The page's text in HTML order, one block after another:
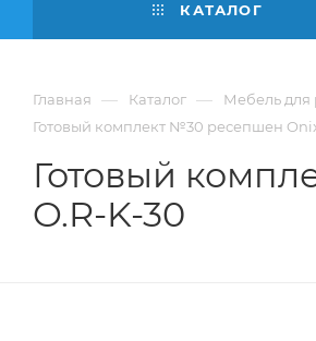
КАТАЛОГ
Главная — Каталог — Мебель для
Готовый комплект №30 ресепшен
Готовый
O.R-K-30